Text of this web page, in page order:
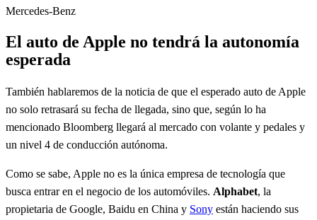
Mercedes-Benz
El auto de Apple no tendrá la autonomía
esperada
También hablaremos de la noticia de que el esperado auto de Apple
no solo retrasará su fecha de llegada, sino que, según lo ha
mencionado Bloomberg llegará al mercado con volante y pedales y
un nivel 4 de conducción autónoma.
Como se sabe, Apple no es la única empresa de tecnología que
busca entrar en el negocio de los automóviles. Alphabet, la
propietaria de Google, Baidu en China y Sony están haciendo sus